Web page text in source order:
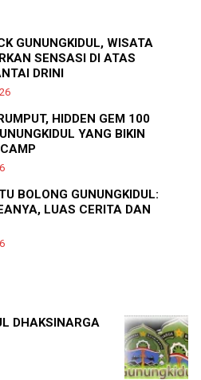
GUNUNGKIDUL, WISATA
SENSASI DI ATAS
DRINI
HIDDEN GEM 100
YANG BIKIN
BOLONG GUNUNGKIDUL:
LUAS CERITA DAN
DHAKSINARGA